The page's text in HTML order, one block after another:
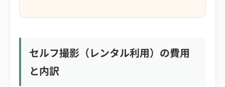
セルフ撮影（レンタル利用）の費用
と内訳